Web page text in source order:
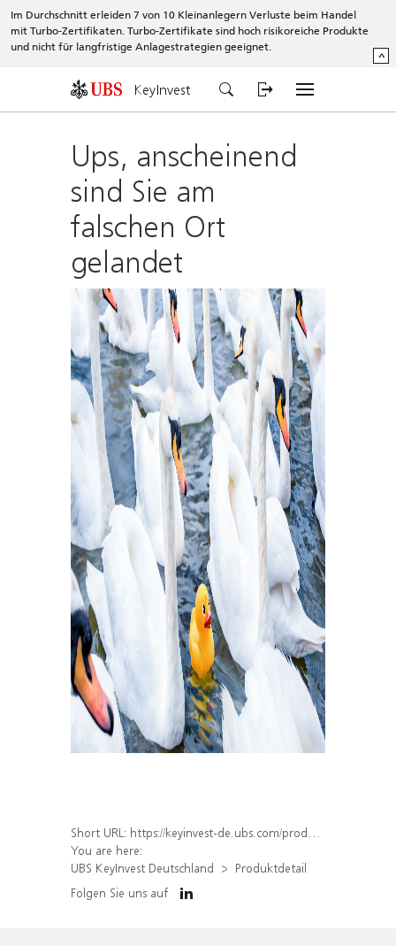
Im Durchschnitt erleiden 7 von 10 Kleinanlegern Verluste beim Handel
mit Turbo-Zertifikaten. Turbo-Zertifikate sind hoch risikoreiche Produkte
und nicht für langfristige Anlagestrategien geeignet.
^
KeyInvest
Ups, anscheinend
sind Sie am
falschen Ort
gelandet
Short URL: https://keyinvest-de.ubs.com/produkt/detail/index/isin/DE000WA8LF50
You are here:
UBS KeyInvest Deutschland
Produktdetail
Folgen Sie uns auf